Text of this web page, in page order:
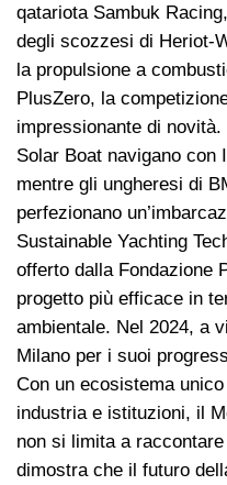
qatariota Sambuk
degli scozzesi di Heriot-
la propulsione a
PlusZero, la
impressionante di
Solar Boat navigano con
mentre gli ungheresi di
perfezionano
Sustainable Yachting
offerto dalla Fondazione
progetto più efficace in
ambientale. Nel 2024, a
Milano per i suoi
Con un ecosistema
industria e istituzioni, il
non si limita a
dimostra che il futuro